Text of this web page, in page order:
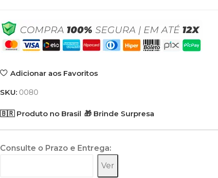
Adicionar aos Favoritos
SKU: 0080
🇧🇷 Produto no Brasil 🎁 Brinde Surpresa
Consulte o Prazo e Entrega:
Ver